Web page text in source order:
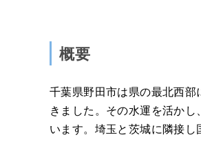
概要
千葉県野田市は県の最北西
きました。その水運を活か
います。埼玉と茨城に隣接し